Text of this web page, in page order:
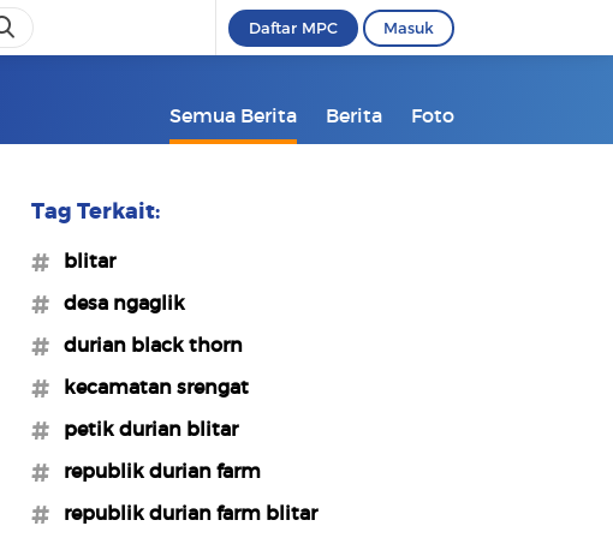
Daftar MPC Masuk
Semua Berita Berita Foto
Tag Terkait:
#blitar
#desa ngaglik
#durian black thorn
#kecamatan srengat
#petik durian blitar
#republik durian farm
#republik durian farm blitar